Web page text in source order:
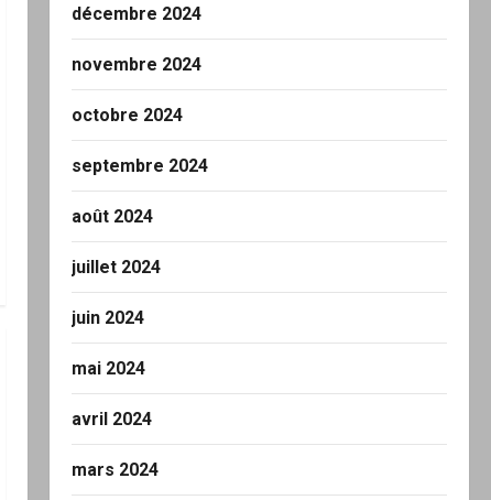
décembre 2024
novembre 2024
octobre 2024
septembre 2024
août 2024
juillet 2024
juin 2024
mai 2024
avril 2024
mars 2024